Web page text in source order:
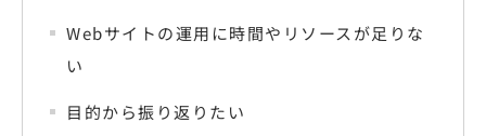
Webサイトの運用に時間やリソースが足りな
い
目的から振り返りたい